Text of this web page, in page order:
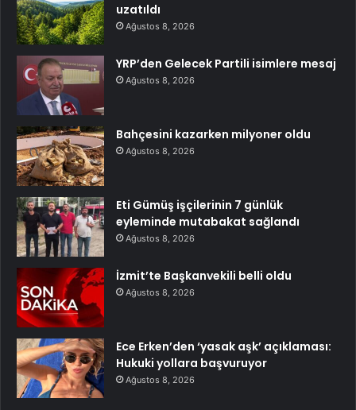
uzatıldı
Ağustos 8, 2026
YRP’den Gelecek Partili isimlere mesaj
Ağustos 8, 2026
Bahçesini kazarken milyoner oldu
Ağustos 8, 2026
Eti Gümüş işçilerinin 7 günlük
eyleminde mutabakat sağlandı
Ağustos 8, 2026
İzmit’te Başkanvekili belli oldu
Ağustos 8, 2026
Ece Erken’den ‘yasak aşk’ açıklaması:
Hukuki yollara başvuruyor
Ağustos 8, 2026